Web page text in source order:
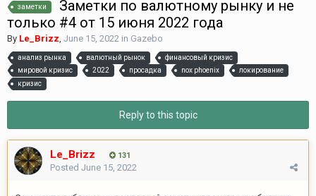
заметки
Заметки по валютному рынку и не
только #4 от 15 июня 2022 года
By Le_Brizz, June 15, 2022 in Gazebo
анализ рынка валютный рынок
финансовый кризис
мировой кризис
2022 просадка nox phoenix
локирование
кризис
Reply to this topic
Le_Brizz 131
Posted June 15, 2022